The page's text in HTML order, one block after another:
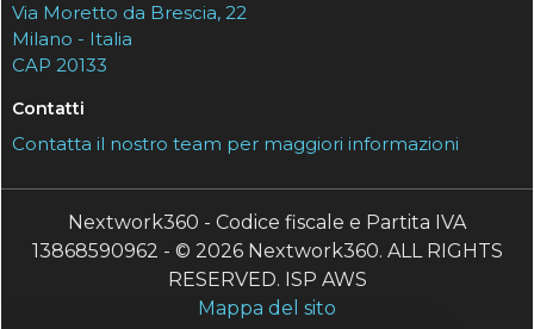
Via Moretto da Brescia, 22
Milano - Italia
CAP 20133
Contatti
Contatta il nostro team per maggiori informazioni
Nextwork360 - Codice fiscale e Partita IVA
13868590962 - © 2026 Nextwork360. ALL RIGHTS
RESERVED. ISP AWS
Mappa del sito